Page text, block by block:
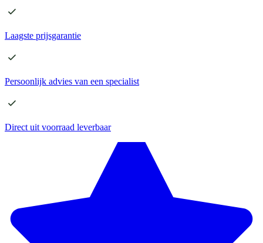
Laagste prijsgarantie
Persoonlijk advies van een specialist
Direct uit voorraad leverbaar